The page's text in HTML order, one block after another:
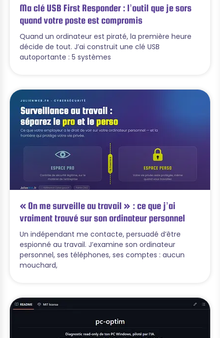
Ma clé USB First Responder : l’outil que je sors
quand votre poste est compromis
Quand un ordinateur est piraté, la première heure
décide de tout. J’ai construit une clé USB
autoportante : 5 systèmes
« On me surveille au travail » : ce que j’ai
vraiment trouvé sur son ordinateur personnel
Un indépendant me contacte, persuadé d’être
espionné au travail. J’examine son ordinateur
personnel, ses téléphones, ses comptes : aucun
mouchard,